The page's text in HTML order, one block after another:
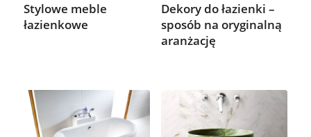
Stylowe meble
łazienkowe
Dekory do łazienki –
sposób na oryginalną
aranżację